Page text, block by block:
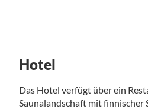
Hotel
Das Hotel verfügt über ein
Saunalandschaft mit finnischer